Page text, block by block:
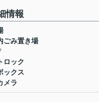
情報
ごみ置き場
ロック
ックス
メラ